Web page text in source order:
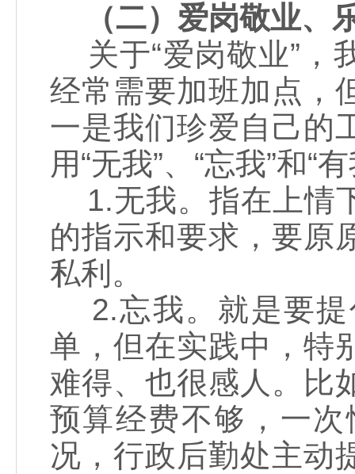
（二）爱岗敬业、
关于“爱岗敬业”，
经常需要加班加点，
一是我们珍爱自己的
用“无我”、“忘我”和“
1.无我。指在上情
的指示和要求，要原
私利。
2.忘我。就是要提
单，但在实践中，特
难得、也很感人。比
预算经费不够，一
况，行政后勤处主动